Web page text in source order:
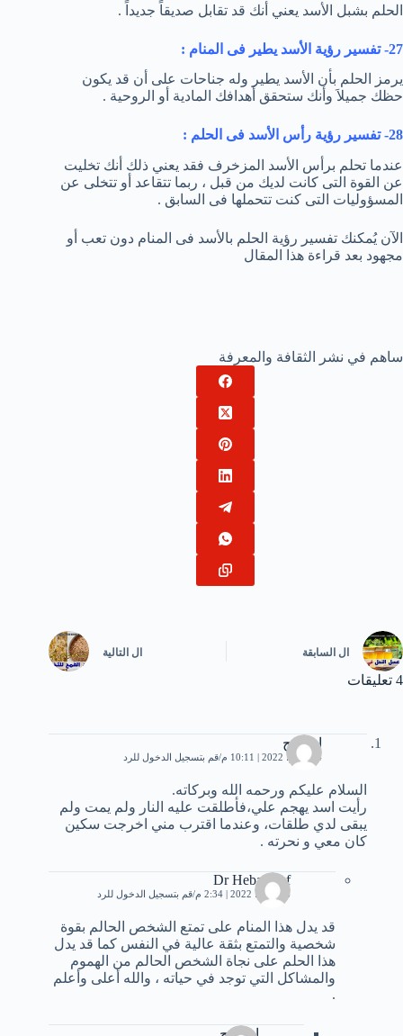
الحلم بشبل الأسد يعني أنك قد تقابل صديقاً جديداً .
27- تفسير رؤية الأسد يطير فى المنام :
يرمز الحلم بأن الأسد يطير وله جناحات على أن قد يكون
حظك جميلاَ وأنك ستحقق أهدافك المادية أو الروحية .
28- تفسير رؤية رأس الأسد فى الحلم :
عندما تحلم برأس الأسد المزخرف فقد يعني ذلك أنك تخليت
عن القوة التى كانت لديك من قبل ، ربما تتقاعد أو تتخلى عن
المسؤوليات التى كنت تتحملها فى السابق .
الآن يُمكنك تفسير رؤية الحلم بالأسد فى المنام دون تعب أو
مجهود بعد قراءة هذا المقال
ساهم في نشر الثقافة والمعرفة
ال السابقة ال التالية
4 تعليقات
ابوسيح
14 يوليو، 2022 | 10:11 م قم بتسجيل الدخول للرد
السلام عليكم ورحمه الله وبركاته.
رأيت اسد يهجم علي،فأطلقت عليه النار ولم يمت ولم
يبقى لدي طلقات، وعندما اقترب مني اخرجت سكين
كان معي و نحرته .
Dr Heba Atef
16 يوليو، 2022 | 2:34 م قم بتسجيل الدخول للرد
قد يدل هذا المنام على تمتع الشخص الحالم بقوة
شخصية والتمتع بثقة عالية في النفس كما قد يدل
هذا الحلم على نجاة الشخص الحالم من الهموم
والمشاكل التي توجد في حياته ، والله أعلى وأعلم
.